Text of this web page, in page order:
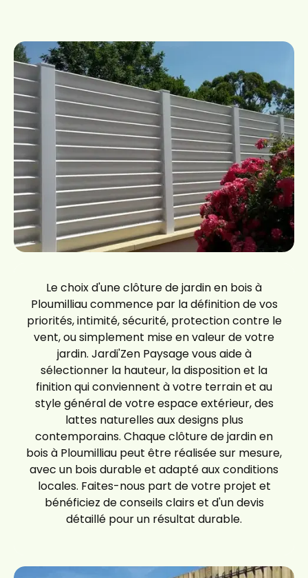
Le choix d'une clôture de jardin en bois à
Ploumilliau commence par la définition de vos
priorités, intimité, sécurité, protection contre le
vent, ou simplement mise en valeur de votre
jardin. Jardi'Zen Paysage vous aide à
sélectionner la hauteur, la disposition et la
finition qui conviennent à votre terrain et au
style général de votre espace extérieur, des
lattes naturelles aux designs plus
contemporains. Chaque clôture de jardin en
bois à Ploumilliau peut être réalisée sur mesure,
avec un bois durable et adapté aux conditions
locales. Faites-nous part de votre projet et
bénéficiez de conseils clairs et d'un devis
détaillé pour un résultat durable.